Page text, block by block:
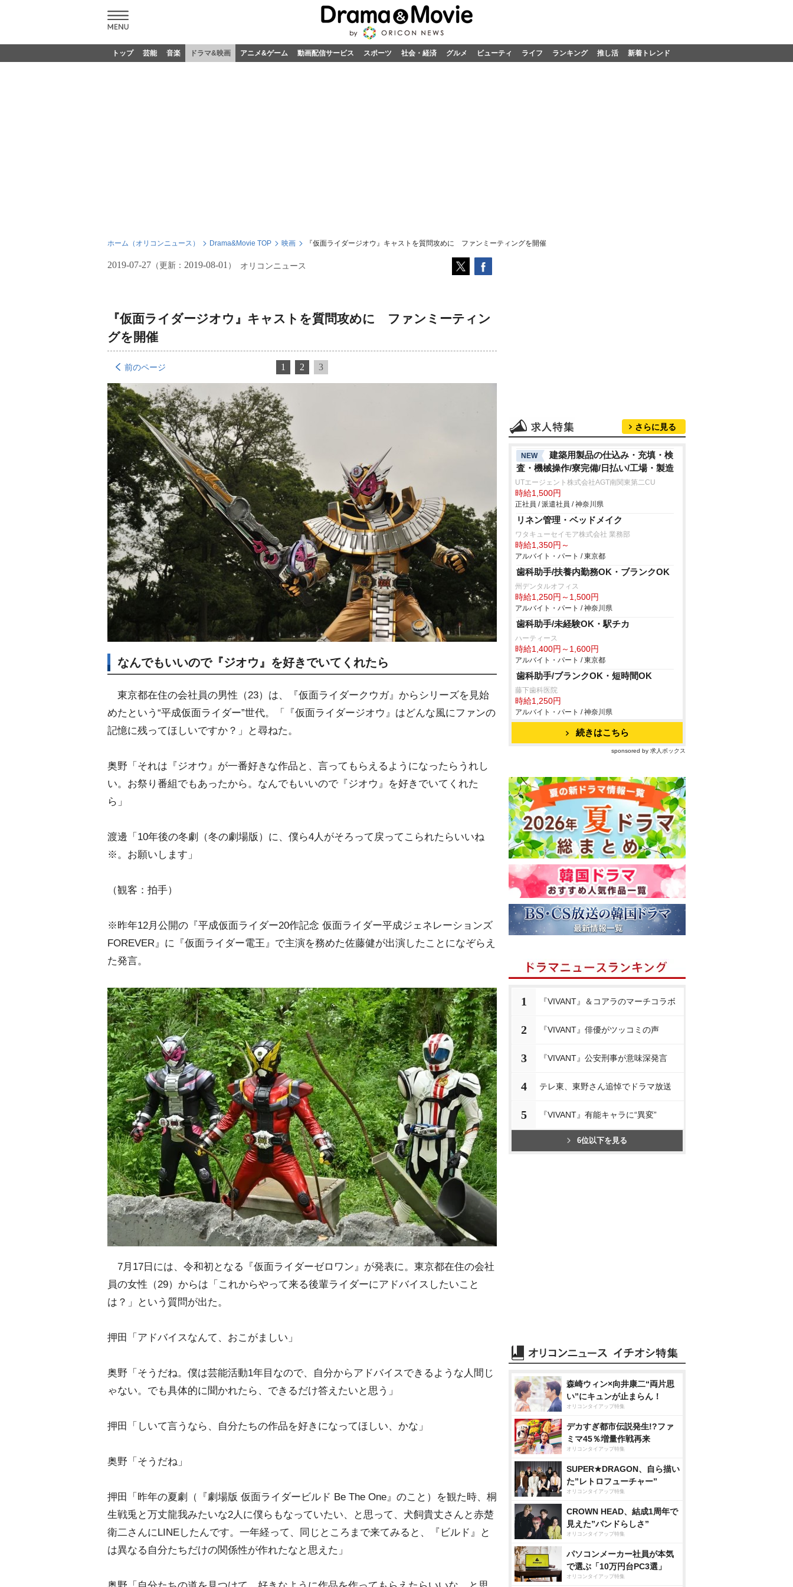
トップ 芸能 音楽 ドラマ&映画 アニメ&ゲーム 動画配信サービス スポーツ 社会・経済 グルメ ビューティ ライフ ランキング 推し活 新着トレンド
ホーム（オリコンニュース） Drama&Movie TOP 映画 『仮面ライダージオウ』キャストを質問攻めに ファンミーティングを開催
2019-07-27 （更新： 2019-08-01 ） オリコンニュース
『仮面ライダージオウ』キャストを質問攻めに ファンミーティン
グを開催
前のページ 1 2 3
なんでもいいので『ジオウ』を好きでいてくれたら
東京都在住の会社員の男性（23）は、『仮面ライダークウガ』からシリーズを見始
めたという“平成仮面ライダー”世代。「『仮面ライダージオウ』はどんな風にファンの
記憶に残ってほしいですか？」と尋ねた。
奥野「それは『ジオウ』が一番好きな作品と、言ってもらえるようになったらうれし
い。お祭り番組でもあったから。なんでもいいので『ジオウ』を好きでいてくれた
ら」
渡邊「10年後の冬劇（冬の劇場版）に、僕ら4人がそろって戻ってこられたらいいね
※。お願いします」
（観客：拍手）
※昨年12月公開の『平成仮面ライダー20作記念 仮面ライダー平成ジェネレーションズ
FOREVER』に『仮面ライダー電王』で主演を務めた佐藤健が出演したことになぞらえ
た発言。
7月17日には、令和初となる『仮面ライダーゼロワン』が発表に。東京都在住の会社
員の女性（29）からは「これからやって来る後輩ライダーにアドバイスしたいこと
は？」という質問が出た。
押田「アドバイスなんて、おこがましい」
奥野「そうだね。僕は芸能活動1年目なので、自分からアドバイスできるような人間じ
ゃない。でも具体的に聞かれたら、できるだけ答えたいと思う」
押田「しいて言うなら、自分たちの作品を好きになってほしい、かな」
奥野「そうだね」
押田「昨年の夏劇（『劇場版 仮面ライダービルド Be The One』のこと）を観た時、桐
生戦兎と万丈龍我みたいな2人に僕らもなっていたい、と思って、犬飼貴丈さんと赤楚
衛二さんにLINEしたんです。一年経って、同じところまで来てみると、『ビルド』と
は異なる自分たちだけの関係性が作れたなと思えた」
さらに見る
NEW
建築用製品の仕込み・充填・検
査・機械操作/寮完備/日払い/工場・製造
UTエージェント株式会社AGT南関東第二CU
時給1,500円
正社員 / 派遣社員 / 神奈川県
リネン管理・ベッドメイク
ワタキューセイモア株式会社 業務部
時給1,350円～
アルバイト・パート / 東京都
歯科助手/扶養内勤務OK・ブランクOK
州デンタルオフィス
時給1,250円～1,500円
アルバイト・パート / 神奈川県
歯科助手/未経験OK・駅チカ
ハーティース
時給1,400円～1,600円
アルバイト・パート / 東京都
歯科助手/ブランクOK・短時間OK
藤下歯科医院
時給1,250円
アルバイト・パート / 神奈川県
続きはこちら
sponsored by 求人ボックス
1 『VIVANT』＆コアラのマーチコラボ
2 『VIVANT』俳優がツッコミの声
3 『VIVANT』公安刑事が意味深発言
4 テレ東、東野さん追悼でドラマ放送
5 『VIVANT』有能キャラに“異変”
6位以下を見る
森崎ウィン×向井康二“両片思
い”にキュンが止まらん！
オリコンタイアップ特集
デカすぎ都市伝説発生!?ファ
ミマ45％増量作戦再来
オリコンタイアップ特集
SUPER★DRAGON、自ら描い
た”レトロフューチャー”
オリコンタイアップ特集
CROWN HEAD、結成1周年で
見えた”バンドらしさ”
オリコンタイアップ特集
パソコンメーカー社員が本気
で選ぶ「10万円台PC3選」
オリコンタイアップ特集